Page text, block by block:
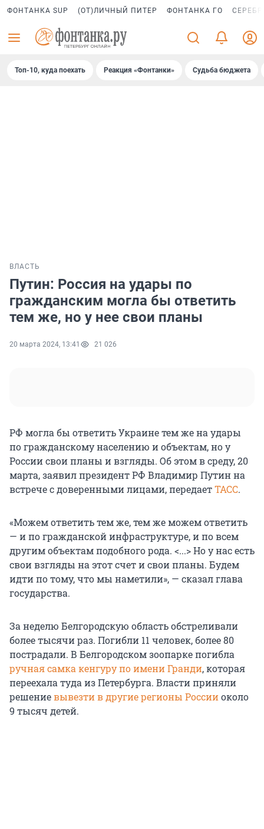
ФОНТАНКА SUP (ОТ)ЛИЧНЫЙ ПИТЕР ФОНТАНКА ГО
Топ-10, куда поехать Реакция «Фонтанки» Судьба бюджета
ВЛАСТЬ
Путин: Россия на удары по
гражданским могла бы ответить
тем же, но у нее свои планы
20 марта 2024, 13:41 21 026
РФ могла бы ответить Украине тем же на удары
по гражданскому населению и объектам, но у
России свои планы и взгляды. Об этом в среду, 20
марта, заявил президент РФ Владимир Путин на
встрече с доверенными лицами, передаетТАСС.
«Можем ответить тем же, тем же можем ответить
— и по гражданской инфраструктуре, и по всем
другим объектам подобного рода. <...> Но у нас есть
свои взгляды на этот счет и свои планы. Будем
идти по тому, что мы наметили», — сказал глава
государства.
За неделю Белгородскую область обстреливали
более тысячи раз. Погибли 11 человек, более 80
пострадали. В Белгородском зоопарке погибла
ручная самка кенгуру по имени Гранди, которая
переехала туда из Петербурга. Власти приняли
решениевывезти в другие регионы Россииоколо
9 тысяч детей.